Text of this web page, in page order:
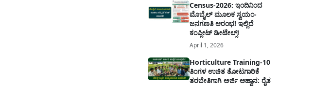
Census-2026: ಇಂದಿನಿಂದ
ಮೊಬೈಲ್ ಮೂಲಕ ಸ್ವಯಂ-
ಜನಗಣತಿ ಆರಂಭ! ಇಲ್ಲಿದೆ
ಕಂಪ್ಲೀಟ್ ಡೀಟೇಲ್ಸ್!
April 1, 2026
Horticulture Training-10
ತಿಂಗಳ ಉಚಿತ ತೋಟಗಾರಿಕೆ
ತರಬೇತಿಗಾಗಿ ಅರ್ಜಿ ಆಹ್ವಾನ: ರೈತ